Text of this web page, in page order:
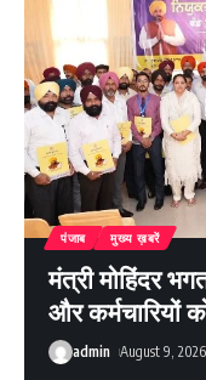
पंजाब मुख्य ख़बरें
मंत्री मोहिंदर
और कर्मचारियों
admin August 9, 2026